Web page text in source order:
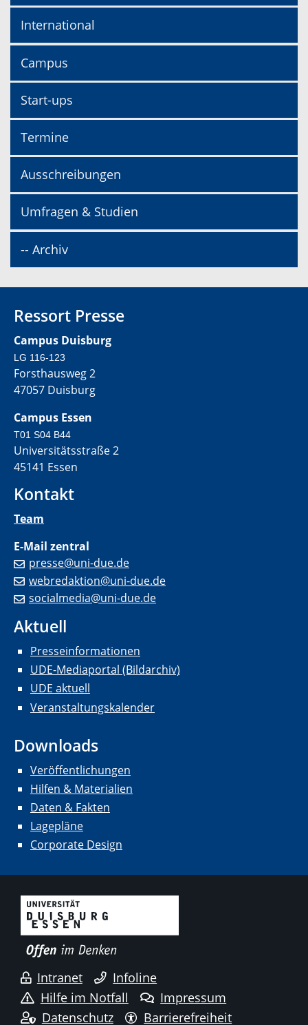
International
Campus
Start-ups
Termine
Ausschreibungen
Umfragen & Studien
-- Archiv
Ressort Presse
Campus Duisburg
LG 116-123
Forsthausweg 2
47057 Duisburg
Campus Essen
T01 S04 B44
Universitätsstraße 2
45141 Essen
Kontakt
Team
E-Mail zentral
presse@uni-due.de
webredaktion@uni-due.de
socialmedia@uni-due.de
Aktuell
Presseinformationen
UDE-Mediaportal (Bildarchiv)
UDE aktuell
Veranstaltungskalender
Downloads
Veröffentlichungen
Hilfen & Materialien
Daten & Fakten
Lagepläne
Corporate Design
Intranet
Infoline
Hilfe im Notfall
Impressum
Datenschutz
Barrierefreiheit